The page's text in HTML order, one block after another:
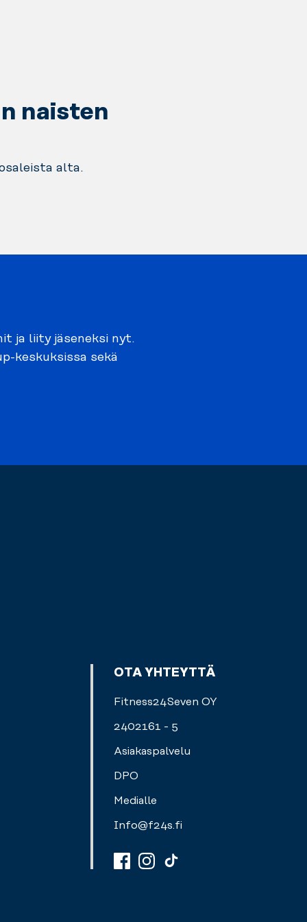
naisten
alta.
ja liity jäseneksi nyt.
keskuksissa sekä
OTA YHTEYTTÄ
Fitness24Seven OY
2402161 - 5
Asiakaspalvelu
DPO
Medialle
Info@f24s.fi